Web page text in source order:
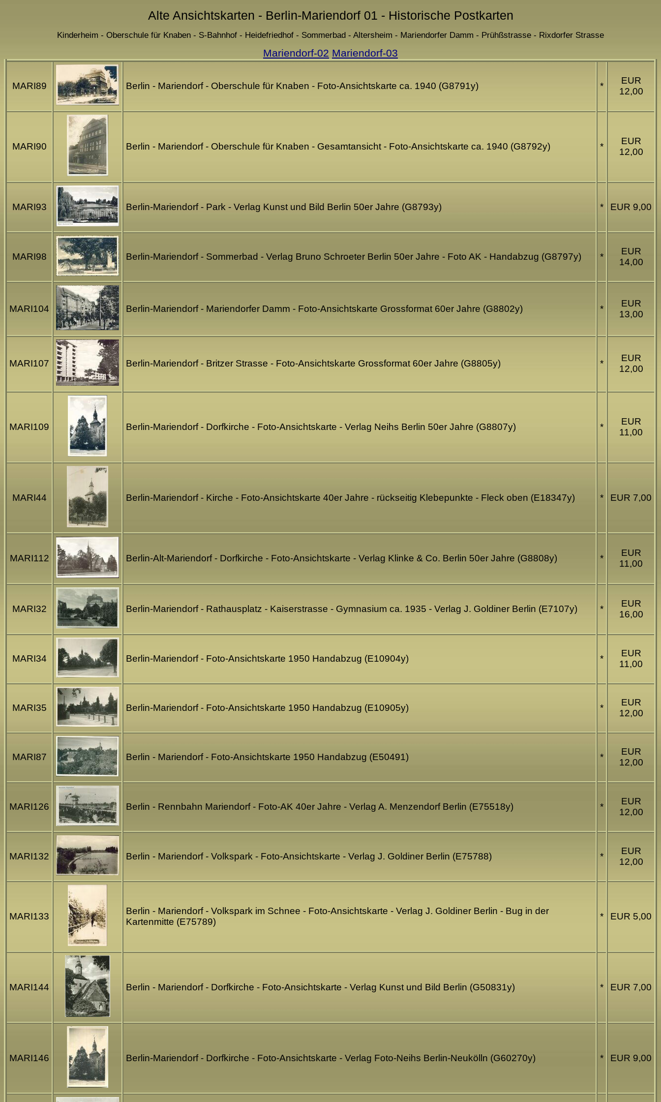
Alte Ansichtskarten - Berlin-Mariendorf 01 - Historische Postkarten
Kinderheim - Oberschule für Knaben - S-Bahnhof - Heidefriedhof - Sommerbad - Altersheim - Mariendorfer Damm - Prühßstrasse - Rixdorfer Strasse
Mariendorf-02 Mariendorf-03
MARI89 Berlin - Mariendorf - Oberschule für Knaben - Foto-Ansichtskarte ca. 1940 (G8791y) *
EUR
12,00
MARI90 Berlin - Mariendorf - Oberschule für Knaben - Gesamtansicht - Foto-Ansichtskarte ca. 1940 (G8792y) *
EUR
12,00
MARI93 Berlin-Mariendorf - Park - Verlag Kunst und Bild Berlin 50er Jahre (G8793y) * EUR 9,00
MARI98 Berlin-Mariendorf - Sommerbad - Verlag Bruno Schroeter Berlin 50er Jahre - Foto AK - Handabzug (G8797y) *
EUR
14,00
MARI104 Berlin-Mariendorf - Mariendorfer Damm - Foto-Ansichtskarte Grossformat 60er Jahre (G8802y) *
EUR
13,00
MARI107 Berlin-Mariendorf - Britzer Strasse - Foto-Ansichtskarte Grossformat 60er Jahre (G8805y) *
EUR
12,00
MARI109 Berlin-Mariendorf - Dorfkirche - Foto-Ansichtskarte - Verlag Neihs Berlin 50er Jahre (G8807y) *
EUR
11,00
MARI44 Berlin-Mariendorf - Kirche - Foto-Ansichtskarte 40er Jahre - rückseitig Klebepunkte - Fleck oben (E18347y) * EUR 7,00
MARI112 Berlin-Alt-Mariendorf - Dorfkirche - Foto-Ansichtskarte - Verlag Klinke & Co. Berlin 50er Jahre (G8808y) *
EUR
11,00
MARI32 Berlin-Mariendorf - Rathausplatz - Kaiserstrasse - Gymnasium ca. 1935 - Verlag J. Goldiner Berlin (E7107y) *
EUR
16,00
MARI34 Berlin-Mariendorf - Foto-Ansichtskarte 1950 Handabzug (E10904y) *
EUR
11,00
MARI35 Berlin-Mariendorf - Foto-Ansichtskarte 1950 Handabzug (E10905y) *
EUR
12,00
MARI87 Berlin - Mariendorf - Foto-Ansichtskarte 1950 Handabzug (E50491) *
EUR
12,00
MARI126 Berlin - Rennbahn Mariendorf - Foto-AK 40er Jahre - Verlag A. Menzendorf Berlin (E75518y) *
EUR
12,00
MARI132 Berlin - Mariendorf - Volkspark - Foto-Ansichtskarte - Verlag J. Goldiner Berlin (E75788) *
EUR
12,00
MARI133
Berlin - Mariendorf - Volkspark im Schnee - Foto-Ansichtskarte - Verlag J. Goldiner Berlin - Bug in der
Kartenmitte (E75789)
* EUR 5,00
MARI144 Berlin - Mariendorf - Dorfkirche - Foto-Ansichtskarte - Verlag Kunst und Bild Berlin (G50831y) * EUR 7,00
MARI146 Berlin-Mariendorf - Dorfkirche - Foto-Ansichtskarte - Verlag Foto-Neihs Berlin-Neukölln (G60270y) * EUR 9,00